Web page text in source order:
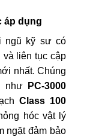
áp dụng
ngũ kỹ sư có
liên tục cập
nhất. Chúng
như
PC-3000
Class 100
hóc vật lý
ngặt đảm bảo